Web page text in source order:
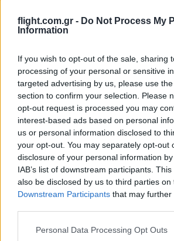
flight.com.gr - Do Not Process My
Information
If you wish to opt-out of the sale, sharing
processing of your personal or sensitive
targeted advertising by us, please use
section to confirm your selection. Please
opt-out request is processed you may
interest-based ads based on personal
us or personal information disclosed to
your opt-out. You may separately opt-out
disclosure of your personal information
IAB’s list of downstream participants.
also be disclosed by us to third parties on
Downstream Participants that may
Please note that this website/app uses
Personal Data Processing Opt Outs
Ροή Ειδήσεων
Please login to
COMMENTS